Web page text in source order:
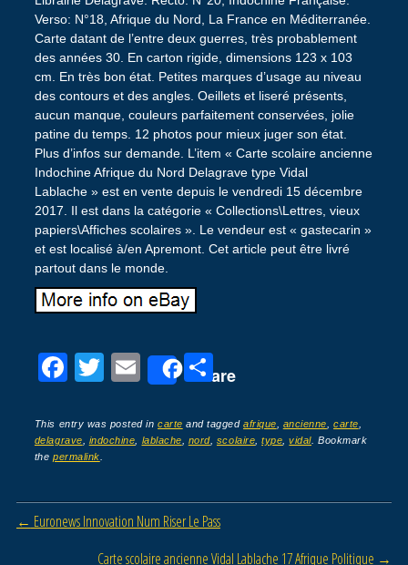
Verso: N°18, Afrique du Nord, La France en Méditerranée.
Carte datant de l’entre deux guerres, très probablement
des années 30. En carton rigide, dimensions 123 x 103
cm. En très bon état. Petites marques d’usage au niveau
des contours et des angles. Oeillets et liseré présents,
aucun manque, couleurs parfaitement conservées, jolie
patine du temps. 12 photos pour mieux juger son état.
Plus d’infos sur demande. L’item « Carte scolaire ancienne
Indochine Afrique du Nord Delagrave type Vidal
Lablache » est en vente depuis le vendredi 15 décembre
2017. Il est dans la catégorie « Collections\Lettres, vieux
papiers\Affiches scolaires ». Le vendeur est « gastecarin »
et est localisé à/en Apremont. Cet article peut être livré
partout dans le monde.
F
c
e
o
T
tt
er
E
ail
Share
P
ta
g
This entry was posted incarte and tagged afrique ancienne carte
delagrave
indochine lablache nord, scolaire ,type ,vidal . Bookmark
thepermalink
Post navigation
← Euronews Innovation Num Riser Le Pass
Carte scolaire ancienne Vidal Lablache 17 Afrique Politique →